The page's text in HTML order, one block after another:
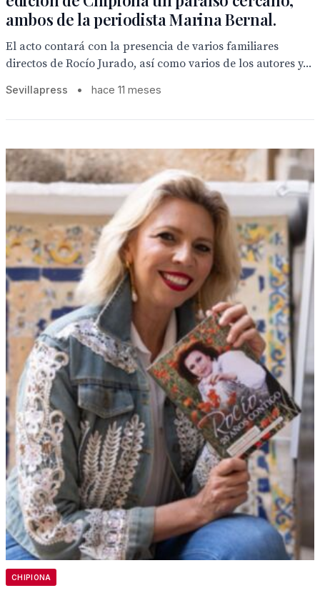
ambos de la periodista Marina Bernal.
El acto contará con la presencia de varios familiares
directos de Rocío Jurado, así como varios de los autores y...
Sevillapress • hace 11 meses
CHIPIONA